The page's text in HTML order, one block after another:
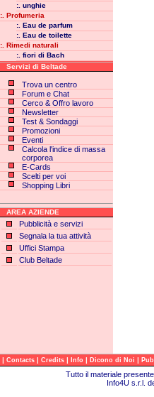
:. unghie
:. Profumeria
:. Eau de parfum
:. Eau de toilette
:. Rimedi naturali
:. fiori di Bach
Servizi di Beltade
Trova un centro
Forum e Chat
Cerco & Offro lavoro
Newsletter
Test & Sondaggi
Promozioni
Eventi
Calcola l'indice di massa
corporea
E-Cards
Scelti per voi
Shopping Libri
AREA AZIENDE
Pubblicità e servizi
Segnala la tua attività
Uffici Stampa
Club Beltade
| Contacts | Credits | Info | Dicono di Noi |
Tutto il materiale
Info4U s.r.l.